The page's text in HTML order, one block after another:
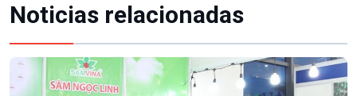
Noticias relacionadas